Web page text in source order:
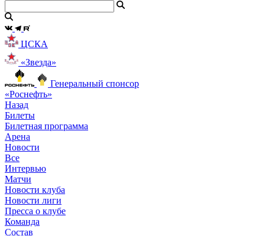
ЦСКА
«Звезда»
Генеральный спонсор
«Роснефть»
Назад
Билеты
Билетная программа
Арена
Новости
Все
Интервью
Матчи
Новости клуба
Новости лиги
Пресса о клубе
Команда
Состав